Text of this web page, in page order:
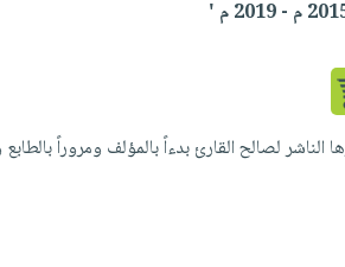
الناشر لصالح القارئ بدءاً بالمؤلف ومروراً